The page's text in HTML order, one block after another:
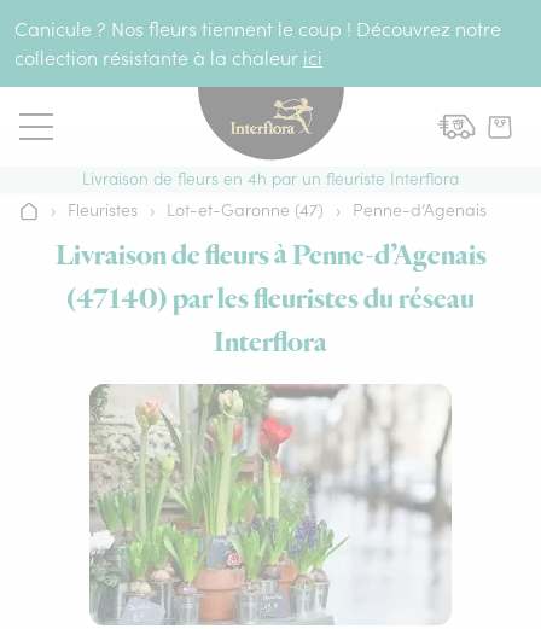
Canicule ? Nos fleurs tiennent le coup ! Découvrez notre
collection résistante à la chaleur ici
Livraison de fleurs en 4h par un fleuriste Interflora
Accueil
› Fleuristes › Lot-et-Garonne (47) › Penne-d’Agenais
Livraison de fleurs à Penne-d’Agenais
(47140) par les fleuristes du réseau
Interflora